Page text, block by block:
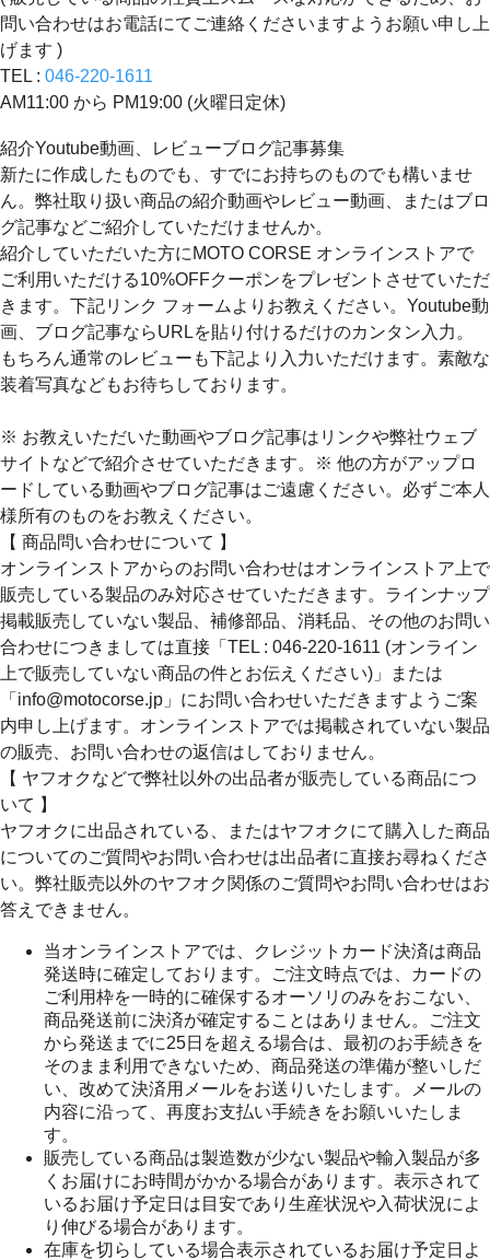
問い合わせはお電話にてご連絡くださいますようお願い申し上
げます )
TEL : 046-220-1611
AM11:00 から PM19:00 (火曜日定休)
紹介Youtube動画、レビューブログ記事募集
新たに作成したものでも、すでにお持ちのものでも構いませ
ん。弊社取り扱い商品の紹介動画やレビュー動画、またはブロ
グ記事などご紹介していただけませんか。
紹介していただいた方にMOTO CORSE オンラインストアで
ご利用いただける10%OFFクーポンをプレゼントさせていただ
きます。下記リンク フォームよりお教えください。Youtube動
画、ブログ記事ならURLを貼り付けるだけのカンタン入力。
もちろん通常のレビューも下記より入力いただけます。素敵な
装着写真などもお待ちしております。
※ お教えいただいた動画やブログ記事はリンクや弊社ウェブ
サイトなどで紹介させていただきます。※ 他の方がアップロ
ードしている動画やブログ記事はご遠慮ください。必ずご本人
様所有のものをお教えください。
【 商品問い合わせについて 】
オンラインストアからのお問い合わせはオンラインストア上で
販売している製品のみ対応させていただきます。ラインナップ
掲載販売していない製品、補修部品、消耗品、その他のお問い
合わせにつきましては直接「TEL : 046-220-1611 (オンライン
上で販売していない商品の件とお伝えください)」または
「info@motocorse.jp」にお問い合わせいただきますようご案
内申し上げます。オンラインストアでは掲載されていない製品
の販売、お問い合わせの返信はしておりません。
【 ヤフオクなどで弊社以外の出品者が販売している商品につ
いて 】
ヤフオクに出品されている、またはヤフオクにて購入した商品
についてのご質問やお問い合わせは出品者に直接お尋ねくださ
い。弊社販売以外のヤフオク関係のご質問やお問い合わせはお
答えできません。
当オンラインストアでは、クレジットカード決済は商品
発送時に確定しております。ご注文時点では、カードの
ご利用枠を一時的に確保するオーソリのみをおこない、
商品発送前に決済が確定することはありません。ご注文
から発送までに25日を超える場合は、最初のお手続きを
そのまま利用できないため、商品発送の準備が整いしだ
い、改めて決済用メールをお送りいたします。メールの
内容に沿って、再度お支払い手続きをお願いいたしま
す。
販売している商品は製造数が少ない製品や輸入製品が多
くお届けにお時間がかかる場合があります。表示されて
いるお届け予定日は目安であり生産状況や入荷状況によ
り伸びる場合があります。
在庫を切らしている場合表示されているお届け予定日よ